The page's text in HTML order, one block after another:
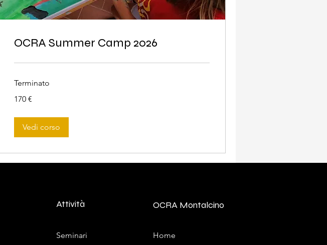
OCRA Summer Camp 2026
Terminato
euro
170 €
Vedi corso
Attività
Seminari
OCRA Montalcino
Home